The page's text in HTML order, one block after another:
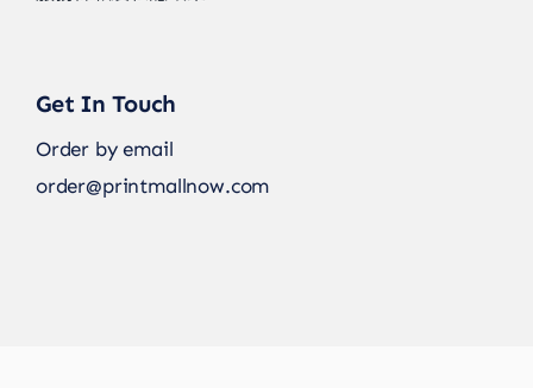
Get In Touch
Order by email
order@printmallnow.com